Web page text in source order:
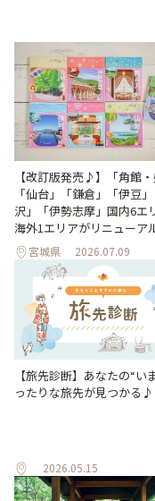
【改訂版発売♪】「角館・
「仙台」「鎌倉」「伊豆
沢」「伊勢志摩」国内6エ
海外1エリアがリニューア
宮城県 2026.07.09
【旅先診断】あなたの“い
ったりな旅先が見つかる♪
2026.05.15